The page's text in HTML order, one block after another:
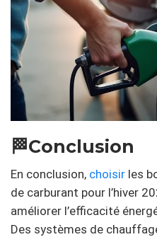
🏁Conclusion
En conclusion, choisir les
de carburant pour l’hiver
améliorer l’efficacité
Des systèmes de